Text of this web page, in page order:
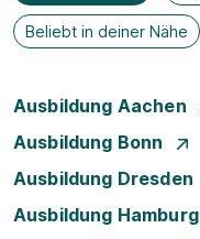
Beliebt in deiner Nähe
Ausbildung Aachen
Ausbildung Bonn
Ausbildung Dresden
Ausbildung Hamburg